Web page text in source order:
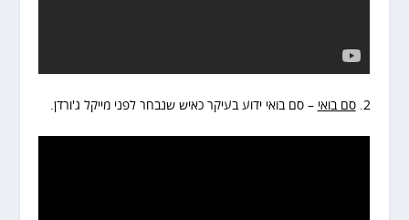
2. סם בואי – סם בואי ידוע בעיקר כאיש שנבחר לפני מייקל ג'ורדן.